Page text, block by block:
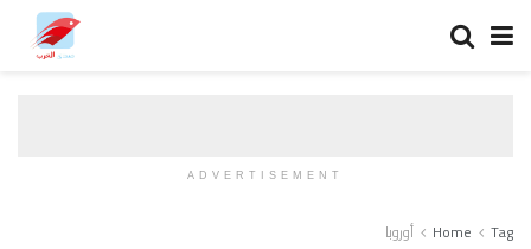
ADVERTISEMENT
Home Tag أوروبا